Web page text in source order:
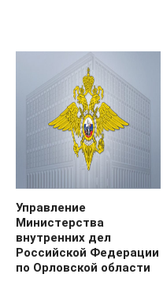
Управление
Министерства
внутренних дел
Российской Федерации
по Орловской области